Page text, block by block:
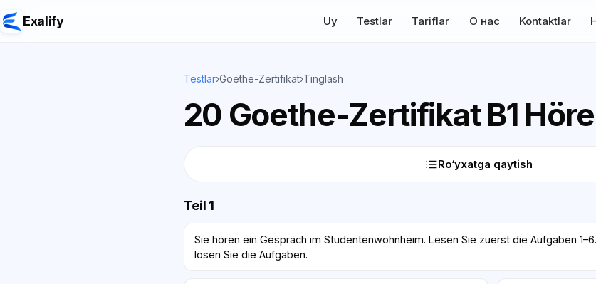
Exalify Uy Testlar Tariflar О нас Kontaktlar
Testlar›Goethe-Zertifikat›Tinglash
20 Goethe-Zertifikat B1
Ro‘yxatga qaytish
Teil 1
Sie hören ein Gespräch im Studentenwohnheim. Lesen Sie zuerst die Aufgaben
lösen Sie die Aufgaben.